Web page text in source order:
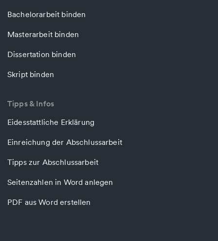
Bachelorarbeit binden
Masterarbeit binden
Dissertation binden
Skript binden
Tipps & Infos
Eidesstattliche Erklärung
Einreichung der Abschlussarbeit
Tipps zur Abschlussarbeit
Seitenzahlen in Word anlegen
PDF aus Word erstellen